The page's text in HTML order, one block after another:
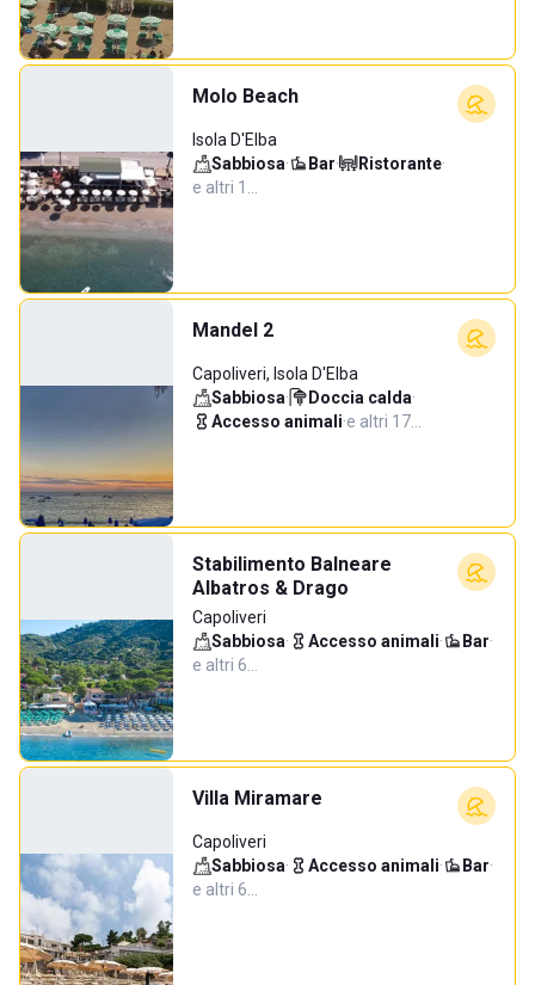
Molo Beach
Isola D'Elba
Sabbiosa· Bar· Ristorante·
e altri 1…
Mandel 2
Capoliveri, Isola D'Elba
Sabbiosa· Doccia calda·
Accesso animali·e altri 17…
Stabilimento Balneare
Albatros & Drago
Capoliveri
Sabbiosa· Accesso animali· Bar·
e altri 6…
Villa Miramare
Capoliveri
Sabbiosa· Accesso animali· Bar·
e altri 6…